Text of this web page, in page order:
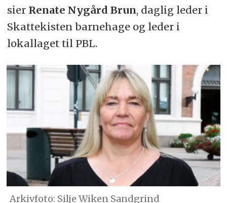
sier Renate Nygård Brun, daglig leder i
Skattekisten barnehage og leder i
lokallaget til PBL.
Arkivfoto: Silje Wiken Sandgrind